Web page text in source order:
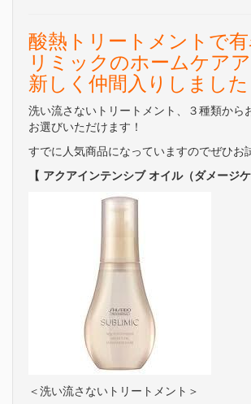
酸熱トリートメントで
リミックのホームケア
新しく仲間入りしました
洗い流さないトリートメント、３種類から
お選びいただけます！
すでに人気商品になっていますのでぜひお
【 アクアインテンシブ オイル（ダメージケ
＜洗い流さないトリートメント＞